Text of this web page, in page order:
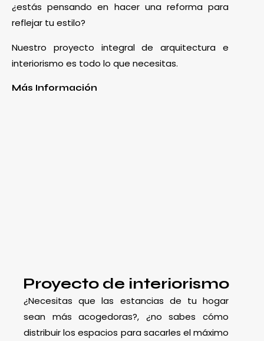
¿estás pensando en hacer una reforma para
reflejar tu estilo?
Nuestro proyecto integral de arquitectura e
interiorismo es todo lo que necesitas.
Más Información
Proyecto de interiorismo
¿Necesitas que las estancias de tu hogar
sean más acogedoras?, ¿no sabes cómo
distribuir los espacios para sacarles el máximo